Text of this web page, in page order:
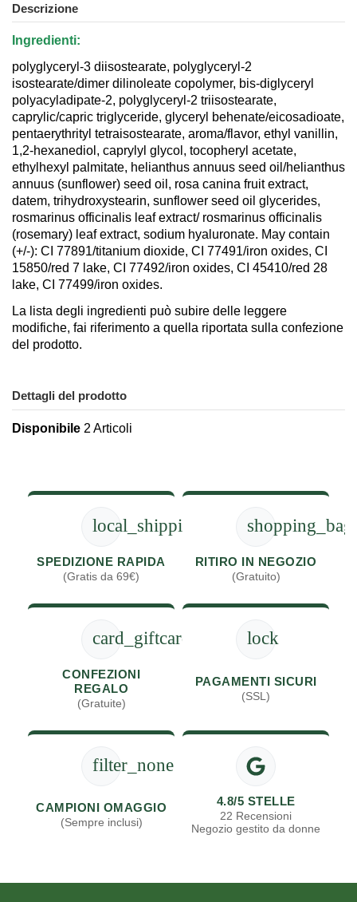
Descrizione
Ingredienti:
polyglyceryl-3 diisostearate, polyglyceryl-2
isostearate/dimer dilinoleate copolymer, bis-diglyceryl
polyacyladipate-2, polyglyceryl-2 triisostearate,
caprylic/capric triglyceride, glyceryl behenate/eicosadioate,
pentaerythrityl tetraisostearate, aroma/flavor, ethyl vanillin,
1,2-hexanediol, caprylyl glycol, tocopheryl acetate,
ethylhexyl palmitate, helianthus annuus seed oil/helianthus
annuus (sunflower) seed oil, rosa canina fruit extract,
datem, trihydroxystearin, sunflower seed oil glycerides,
rosmarinus officinalis leaf extract/ rosmarinus officinalis
(rosemary) leaf extract, sodium hyaluronate. May contain
(+/-): CI 77891/titanium dioxide, CI 77491/iron oxides, CI
15850/red 7 lake, CI 77492/iron oxides, CI 45410/red 28
lake, CI 77499/iron oxides.
La lista degli ingredienti può subire delle leggere
modifiche, fai riferimento a quella riportata sulla confezione
del prodotto.
Dettagli del prodotto
Disponibile 2 Articoli
local_shipping
SPEDIZIONE RAPIDA
(Gratis da 69€)
shopping_bag
RITIRO IN NEGOZIO
(Gratuito)
card_giftcard
CONFEZIONI
REGALO
(Gratuite)
lock
PAGAMENTI SICURI
(SSL)
filter_none
CAMPIONI OMAGGIO
(Sempre inclusi)
4.8/5 STELLE
22 Recensioni
Negozio gestito da donne